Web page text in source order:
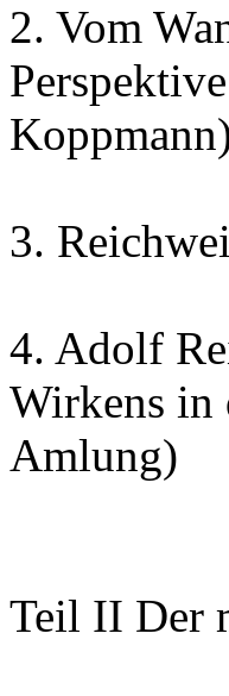
2. Vom
3.
4. Adolf
Wirkens in
Amlung)
Teil II Der